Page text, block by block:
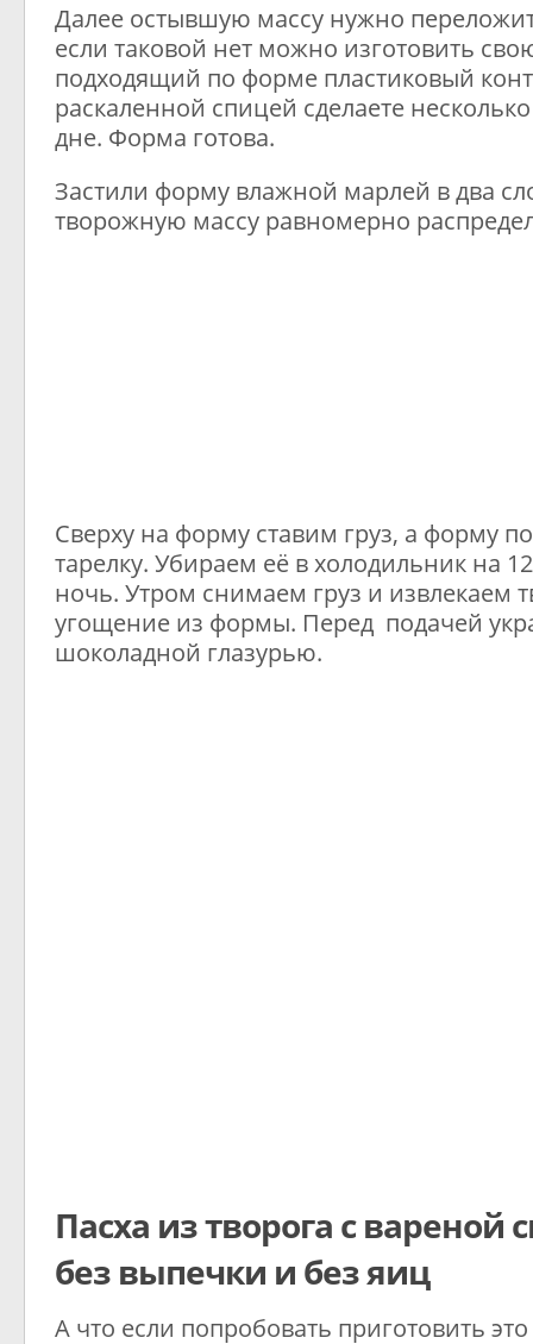
Далее остывшую массу нужно
если таковой нет можно изготовить
подходящий по форме пластиковый
раскаленной спицей сделаете
дне. Форма готова.
Застили форму влажной марлей в два
творожную массу равномерно
Сверху на форму ставим груз, а форму
тарелку. Убираем её в холодильник на
ночь. Утром снимаем груз и извлекаем
угощение из формы. Перед подачей
шоколадной глазурью.
Пасха из творога с вареной
без выпечки и без яиц
А что если попробовать приготовить